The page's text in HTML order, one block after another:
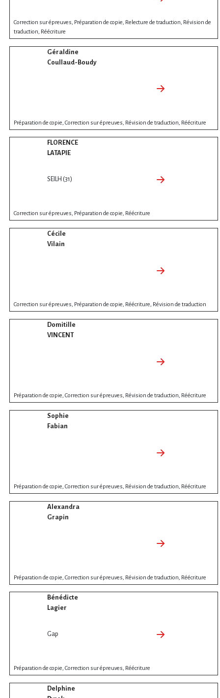
Correction sur épreuves, Préparation de copie, Relecture de traduction, Révision de
traduction, Réécriture
Géraldine
Coullaud-Boudy
Préparation de copie, Correction sur épreuves, Révision de traduction, Réécriture
FLORENCE
LATAPIE
SEILH (31)
Correction sur épreuves, Préparation de copie, Réécriture
Cécile
Vilain
Correction sur épreuves, Préparation de copie, Réécriture, Révision de traduction
Domitille
VINCENT
Préparation de copie, Correction sur épreuves, Révision de traduction, Réécriture
Sophie
Fabian
Préparation de copie, Correction sur épreuves, Révision de traduction, Réécriture
Alexandra
Grapin
Préparation de copie, Correction sur épreuves, Révision de traduction, Réécriture
Bénédicte
Lagier
Gap
Préparation de copie, Correction sur épreuves, Réécriture
Delphine